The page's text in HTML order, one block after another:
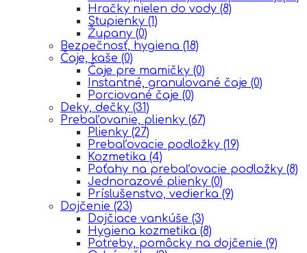
Hračky nielen do vody (8)
Stupienky (1)
Župany (0)
Bezpečnosť, hygiena (18)
Čaje, kaše (0)
Čaje pre mamičky (0)
Instantné, granulované čaje (0)
Porciované čaje (0)
Deky, dečky (31)
Prebaľovanie, plienky (67)
Plienky (27)
Prebaľovacie podložky (19)
Kozmetika (4)
Poťahy na prebaľovacie podložky (8)
Jednorazové plienky (0)
Príslušenstvo, vedierka (9)
Dojčenie (23)
Dojčiace vankúše (3)
Hygiena kozmetika (8)
Potreby, pomôcky na dojčenie (9)